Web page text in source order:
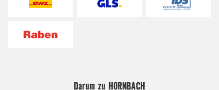
Darum zu HORNBACH